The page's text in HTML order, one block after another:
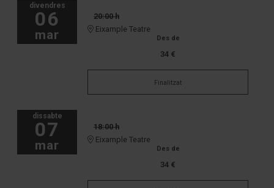
divendres
06
mar
20:00 h
Eixample Teatre
Des de
34 €
Finalitzat
dissabte
07
mar
18:00 h
Eixample Teatre
Des de
34 €